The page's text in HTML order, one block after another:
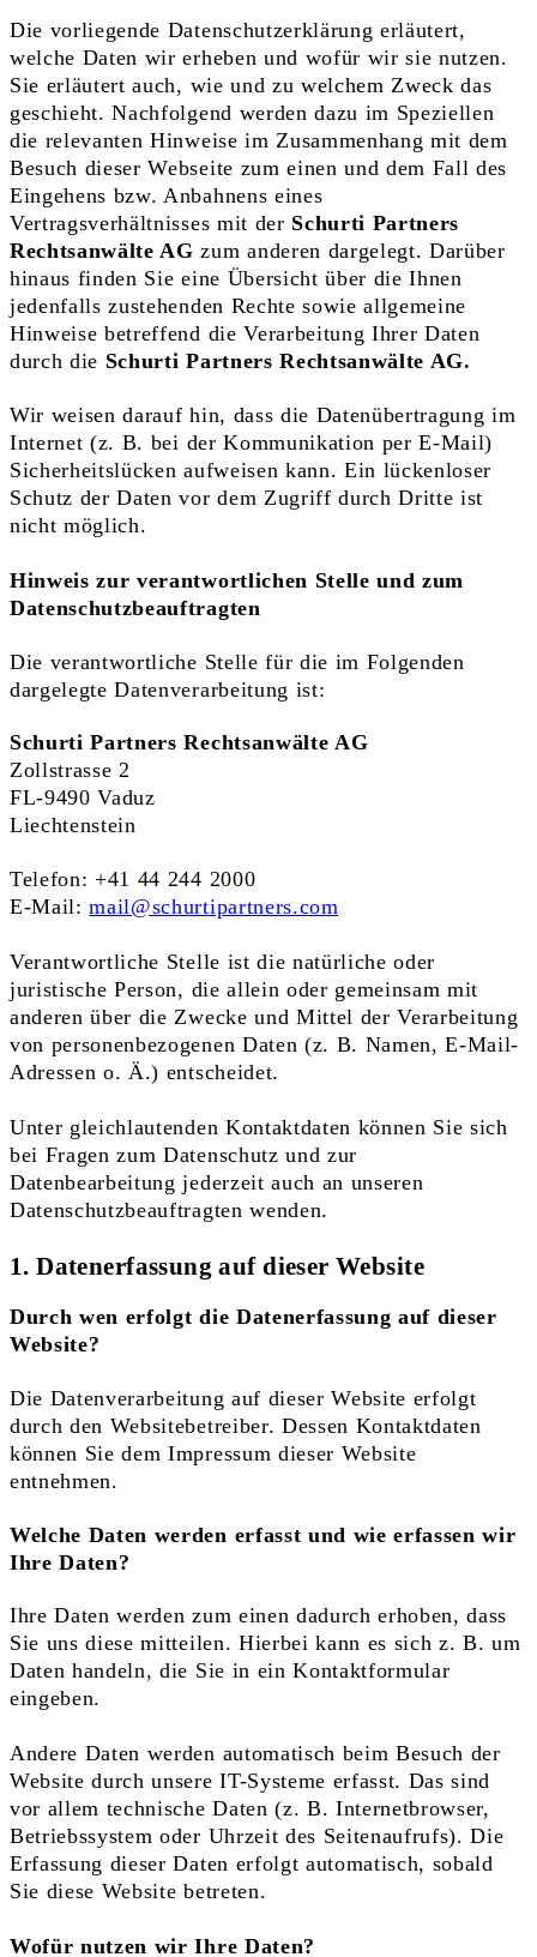
Die vorliegende Datenschutzerklärung erläutert,
welche Daten wir erheben und wofür wir sie nutzen.
Sie erläutert auch, wie und zu welchem Zweck das
geschieht. Nachfolgend werden dazu im Speziellen
die relevanten Hinweise im Zusammenhang mit dem
Besuch dieser Webseite zum einen und dem Fall des
Eingehens bzw. Anbahnens eines
Vertragsverhältnisses mit der Schurti Partners
Rechtsanwälte AG zum anderen dargelegt. Darüber
hinaus finden Sie eine Übersicht über die Ihnen
jedenfalls zustehenden Rechte sowie allgemeine
Hinweise betreffend die Verarbeitung Ihrer Daten
durch die Schurti Partners Rechtsanwälte AG.
Wir weisen darauf hin, dass die Datenübertragung im
Internet (z. B. bei der Kommunikation per E-Mail)
Sicherheitslücken aufweisen kann. Ein lückenloser
Schutz der Daten vor dem Zugriff durch Dritte ist
nicht möglich.
Hinweis zur verantwortlichen Stelle und zum
Datenschutzbeauftragten
Die verantwortliche Stelle für die im Folgenden
dargelegte Datenverarbeitung ist:
Schurti Partners Rechtsanwälte AG
Zollstrasse 2
FL-9490 Vaduz
Liechtenstein
Telefon: +41 44 244 2000
E-Mail:mail@schurtipartners.com
Verantwortliche Stelle ist die natürliche oder
juristische Person, die allein oder gemeinsam mit
anderen über die Zwecke und Mittel der Verarbeitung
von personenbezogenen Daten (z. B. Namen, E-Mail-
Adressen o. Ä.) entscheidet.
Unter gleichlautenden Kontaktdaten können Sie sich
bei Fragen zum Datenschutz und zur
Datenbearbeitung jederzeit auch an unseren
Datenschutzbeauftragten wenden.
1. Datenerfassung auf dieser Website
Durch wen erfolgt die Datenerfassung auf dieser
Website?
Die Datenverarbeitung auf dieser Website erfolgt
durch den Websitebetreiber. Dessen Kontaktdaten
können Sie dem Impressum dieser Website
entnehmen.
Welche Daten werden erfasst und wie erfassen wir
Ihre Daten?
Ihre Daten werden zum einen dadurch erhoben, dass
Sie uns diese mitteilen. Hierbei kann es sich z. B. um
Daten handeln, die Sie in ein Kontaktformular
eingeben.
Andere Daten werden automatisch beim Besuch der
Website durch unsere IT-Systeme erfasst. Das sind
vor allem technische Daten (z. B. Internetbrowser,
Betriebssystem oder Uhrzeit des Seitenaufrufs). Die
Erfassung dieser Daten erfolgt automatisch, sobald
Sie diese Website betreten.
Wofür nutzen wir Ihre Daten?